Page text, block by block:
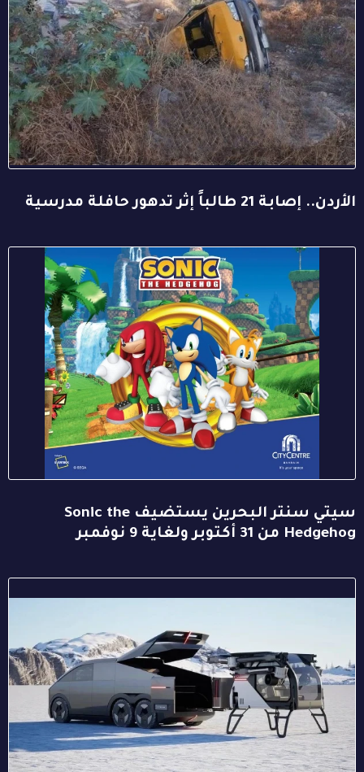
الأردن.. إصابة 21 طالباً إثر تدهور حافلة مدرسية
سيتي سنتر البحرين يستضيف Sonic the
Hedgehog من 31 أكتوبر ولغاية 9 نوفمبر